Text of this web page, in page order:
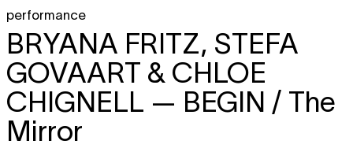
performance
BRYANA FRITZ, STEFA
GOVAART & CHLOE
CHIGNELL — BEGIN / The
Mirror